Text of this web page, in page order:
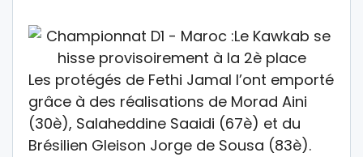
Les protégés de Fethi Jamal l’ont emporté
grâce à des réalisations de Morad Aini
(30è), Salaheddine Saaidi (67è) et du
Brésilien Gleison Jorge de Sousa (83è).